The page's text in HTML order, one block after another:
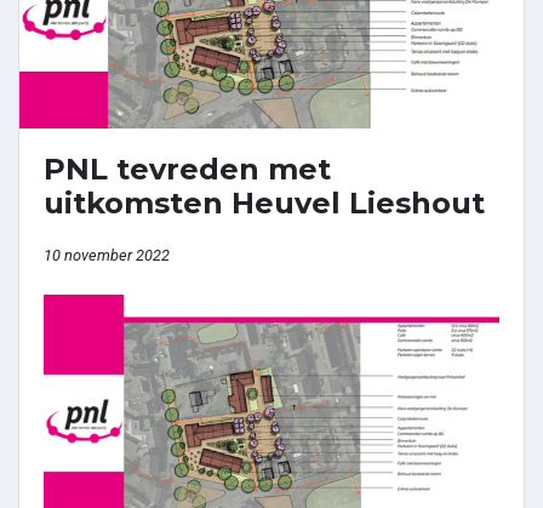
PNL tevreden met
uitkomsten Heuvel Lieshout
10 november 2022